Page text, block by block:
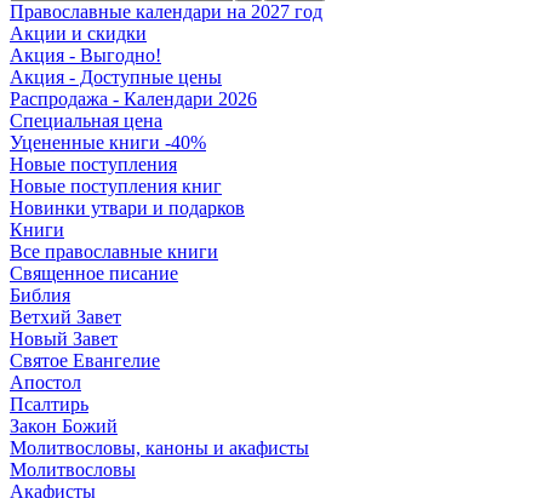
Православные календари на 2027 год
Акции и скидки
Акция - Выгодно!
Акция - Доступные цены
Распродажа - Календари 2026
Специальная цена
Уцененные книги -40%
Новые поступления
Новые поступления книг
Новинки утвари и подарков
Книги
Все православные книги
Священное писание
Библия
Ветхий Завет
Новый Завет
Святое Евангелие
Апостол
Псалтирь
Закон Божий
Молитвословы, каноны и акафисты
Молитвословы
Акафисты